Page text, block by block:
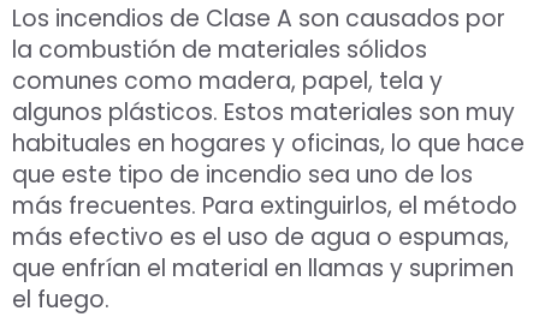
Los incendios de Clase A son causados por
la combustión de materiales sólidos
comunes como madera, papel, tela y
algunos plásticos. Estos materiales son muy
habituales en hogares y oficinas, lo que hace
que este tipo de incendio sea uno de los
más frecuentes. Para extinguirlos, el método
más efectivo es el uso de agua o espumas,
que enfrían el material en llamas y suprimen
el fuego.